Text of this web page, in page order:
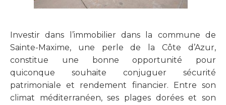
Investir dans l’immobilier dans la commune de
Sainte-Maxime, une perle de la Côte d’Azur,
constitue une bonne opportunité pour
quiconque souhaite conjuguer sécurité
patrimoniale et rendement financier. Entre son
climat méditerranéen, ses plages dorées et son